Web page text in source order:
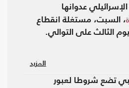
عدوانها
، السبت، مستغلة انقطاع
الثالث على التوالي.
المزيد
تضع شروطا لعبور